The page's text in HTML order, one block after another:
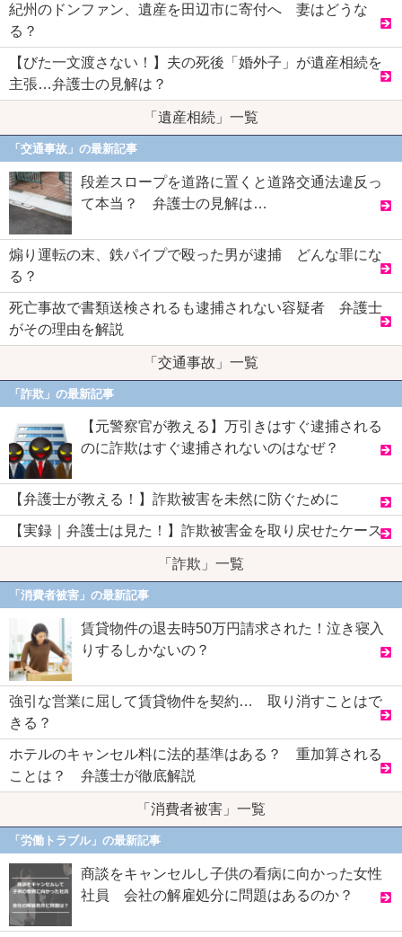
紀州のドンファン、遺産を田辺市に寄付へ 妻はどうな
る？
【びた一文渡さない！】夫の死後「婚外子」が遺産相続を
主張…弁護士の見解は？
「遺産相続」一覧
「交通事故」の最新記事
段差スロープを道路に置くと道路交通法違反っ
て本当？ 弁護士の見解は…
煽り運転の末、鉄パイプで殴った男が逮捕 どんな罪にな
る？
死亡事故で書類送検されるも逮捕されない容疑者 弁護士
がその理由を解説
「交通事故」一覧
「詐欺」の最新記事
【元警察官が教える】万引きはすぐ逮捕される
のに詐欺はすぐ逮捕されないのはなぜ？
【弁護士が教える！】詐欺被害を未然に防ぐために
【実録｜弁護士は見た！】詐欺被害金を取り戻せたケース
「詐欺」一覧
「消費者被害」の最新記事
賃貸物件の退去時50万円請求された！泣き寝入
りするしかないの？
強引な営業に屈して賃貸物件を契約… 取り消すことはで
きる？
ホテルのキャンセル料に法的基準はある？ 重加算される
ことは？ 弁護士が徹底解説
「消費者被害」一覧
「労働トラブル」の最新記事
商談をキャンセルし子供の看病に向かった女性
社員 会社の解雇処分に問題はあるのか？